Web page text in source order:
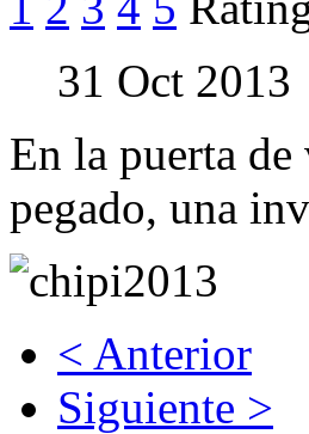
31 Oct 2013
En la puerta
pegado, una
< Anterior
Siguiente >